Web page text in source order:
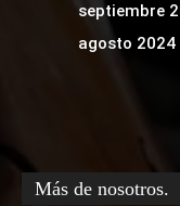
septiembre
agosto 2024
Más de nosotros.